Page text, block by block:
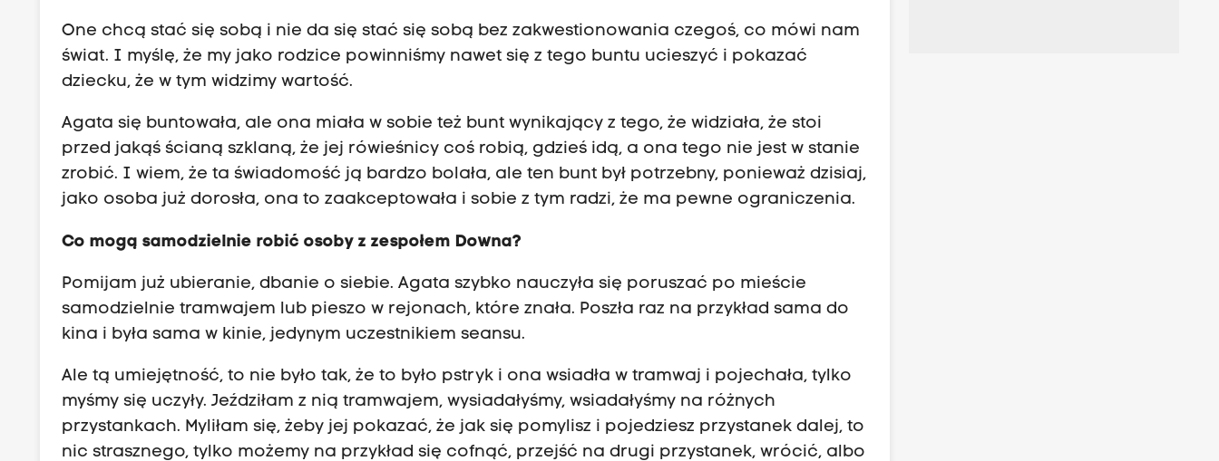
One chcą stać się sobą i nie da się stać się sobą bez zakwestionowania czegoś, co mówi nam
świat. I myślę, że my jako rodzice powinniśmy nawet się z tego buntu ucieszyć i pokazać
dziecku, że w tym widzimy wartość.
Agata się buntowała, ale ona miała w sobie też bunt wynikający z tego, że widziała, że stoi
przed jakąś ścianą szklaną, że jej rówieśnicy coś robią, gdzieś idą, a ona tego nie jest w stanie
zrobić. I wiem, że ta świadomość ją bardzo bolała, ale ten bunt był potrzebny, ponieważ dzisiaj,
jako osoba już dorosła, ona to zaakceptowała i sobie z tym radzi, że ma pewne ograniczenia.
Co mogą samodzielnie robić osoby z zespołem Downa?
Pomijam już ubieranie, dbanie o siebie. Agata szybko nauczyła się poruszać po mieście
samodzielnie tramwajem lub pieszo w rejonach, które znała. Poszła raz na przykład sama do
kina i była sama w kinie, jedynym uczestnikiem seansu.
Ale tą umiejętność, to nie było tak, że to było pstryk i ona wsiadła w tramwaj i pojechała, tylko
myśmy się uczyły. Jeździłam z nią tramwajem, wysiadałyśmy, wsiadałyśmy na różnych
przystankach. Myliłam się, żeby jej pokazać, że jak się pomylisz i pojedziesz przystanek dalej, to
nic strasznego, tylko możemy na przykład się cofnąć, przejść na drugi przystanek, wrócić, albo